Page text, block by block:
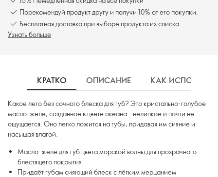
Порекомендуй продукт другу и получи 10% от его покупки.
Бесплатная доставка при выборе продукта из списка.
Узнать больше
КРАТКО ОПИСАНИЕ КАК
Какое лето без сочного блеска для губ? Это кристально-голубое
масло-желе, созданное в цвете океана - нелипкое и почти не
ощущается. Оно легко ложится на губы, придавая им сияние и
насыщая влагой.
Масло-желе для губ цвета морской волны для прозрачного
блестящего покрытия
Придаёт губам сияющий блеск с лёгким мерцанием